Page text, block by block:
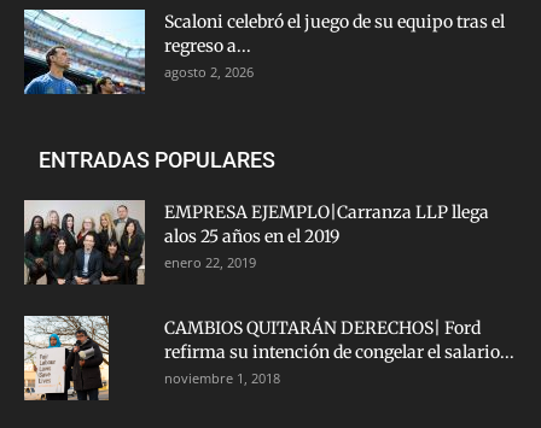
Scaloni celebró el juego de su equipo tras el
regreso a...
agosto 2, 2026
ENTRADAS POPULARES
EMPRESA EJEMPLO|Carranza LLP llega
alos 25 años en el 2019
enero 22, 2019
CAMBIOS QUITARÁN DERECHOS| Ford
refirma su intención de congelar el salario...
noviembre 1, 2018